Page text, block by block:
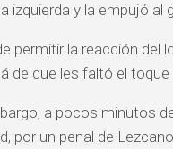
izquierda y la empujó al
permitir la reacción del
de que les faltó el
a pocos minutos
por un penal de